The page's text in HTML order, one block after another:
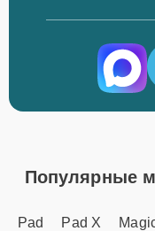
Популярные
Pad Pad X